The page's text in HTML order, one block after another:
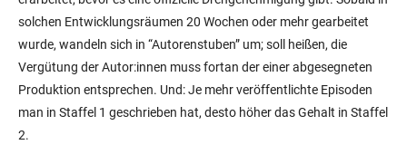
solchen Entwicklungsräumen 20 Wochen oder mehr gearbeitet
wurde, wandeln sich in “Autorenstuben” um; soll heißen, die
Vergütung der Autor:innen muss fortan der einer abgesegneten
Produktion entsprechen. Und: Je mehr veröffentlichte Episoden
man in Staffel 1 geschrieben hat, desto höher das Gehalt in Staffel
2.